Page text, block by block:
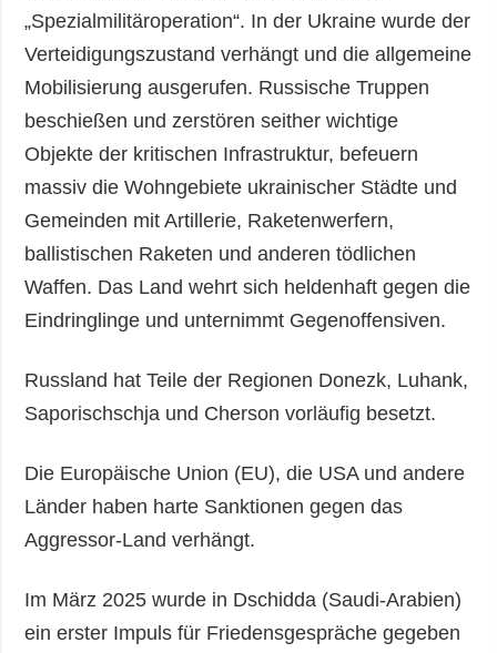
„Spezialmilitäroperation“. In der Ukraine wurde der
Verteidigungszustand verhängt und die allgemeine
Mobilisierung ausgerufen. Russische Truppen
beschießen und zerstören seither wichtige
Objekte der kritischen Infrastruktur, befeuern
massiv die Wohngebiete ukrainischer Städte und
Gemeinden mit Artillerie, Raketenwerfern,
ballistischen Raketen und anderen tödlichen
Waffen. Das Land wehrt sich heldenhaft gegen die
Eindringlinge und unternimmt Gegenoffensiven.
Russland hat Teile der Regionen Donezk, Luhank,
Saporischschja und Cherson vorläufig besetzt.
Die Europäische Union (EU), die USA und andere
Länder haben harte Sanktionen gegen das
Aggressor-Land verhängt.
Im März 2025 wurde in Dschidda (Saudi-Arabien)
ein erster Impuls für Friedensgespräche gegeben